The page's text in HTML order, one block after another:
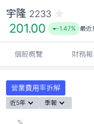
宇隆 2233
201.00 -1.47% 最近
個股概覽 財務
營業費用率拆解
近5年 季報